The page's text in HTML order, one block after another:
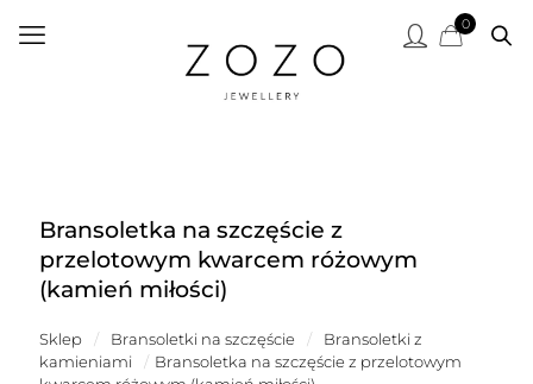
0
Bransoletka na szczęście z
przelotowym kwarcem różowym
(kamień miłości)
Sklep / Bransoletki na szczęście /
Bransoletki z
kamieniami
/ Bransoletka na szczęście z przelotowym